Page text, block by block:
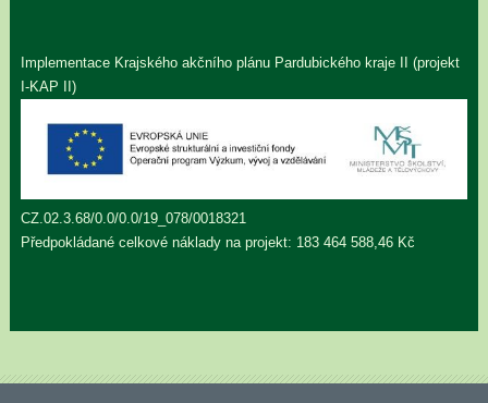
Implementace Krajského akčního plánu Pardubického kraje II (projekt
I-KAP II)
CZ.02.3.68/0.0/0.0/19_078/0018321
Předpokládané celkové náklady na projekt: 183 464 588,46 Kč